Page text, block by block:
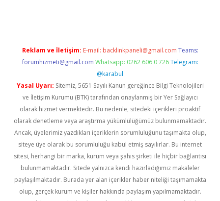
Reklam ve İletişim: E-mail: backlinkpaneli@gmail.com Teams:
forumhizmeti@gmail.com Whatsapp: 0262 606 0 726 Telegram:
@karabul
Yasal Uyarı: Sitemiz, 5651 Sayılı Kanun gereğince Bilgi Teknolojileri
ve İletişim Kurumu (BTK) tarafından onaylanmış bir Yer Sağlayıcı
olarak hizmet vermektedir. Bu nedenle, sitedeki içerikleri proaktif
olarak denetleme veya araştırma yükümlülüğümüz bulunmamaktadır.
Ancak, üyelerimiz yazdıkları içeriklerin sorumluluğunu taşımakta olup,
siteye üye olarak bu sorumluluğu kabul etmiş sayılırlar. Bu internet
sitesi, herhangi bir marka, kurum veya şahıs şirketi ile hiçbir bağlantısı
bulunmamaktadır. Sitede yalnızca kendi hazırladığımız makaleler
paylaşılmaktadır. Burada yer alan içerikler haber niteliği taşımamakta
olup, gerçek kurum ve kişiler hakkında paylaşım yapılmamaktadır.